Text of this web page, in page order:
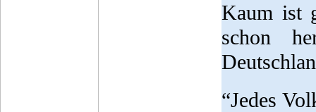
Kaum ist
schon
“Jedes